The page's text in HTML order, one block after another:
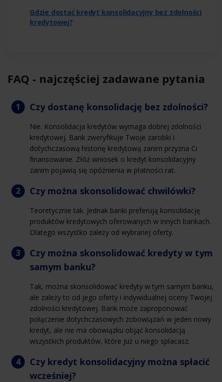
Gdzie dostać kredyt konsolidacyjny bez zdolności
kredytowej?
FAQ - najczęściej zadawane pytania
Czy dostanę konsolidację bez zdolności?
Nie. Konsolidacja kredytów wymaga dobrej zdolności
kredytowej. Bank zweryfikuje Twoje zarobki i
dotychczasową historię kredytową zanim przyzna Ci
finansowanie. Złóż wniosek o kredyt konsolidacyjny
zanim pojawią się opóźnienia w płatności rat.
Czy można skonsolidować chwilówki?
Teoretycznie tak. Jednak banki preferują konsolidację
produktów kredytowych oferowanych w innych bankach.
Dlatego wszystko zależy od wybranej oferty.
Czy można skonsolidować kredyty w tym
samym banku?
Tak, można skonsolidować kredyty w tym samym banku,
ale zależy to od jego oferty i indywidualnej oceny Twojej
zdolności kredytowej. Bank może zaproponować
połączenie dotychczasowych zobowiązań w jeden nowy
kredyt, ale nie ma obowiązku objąć konsolidacją
wszystkich produktów, które już u niego spłacasz.
Czy kredyt konsolidacyjny można spłacić
wcześniej?